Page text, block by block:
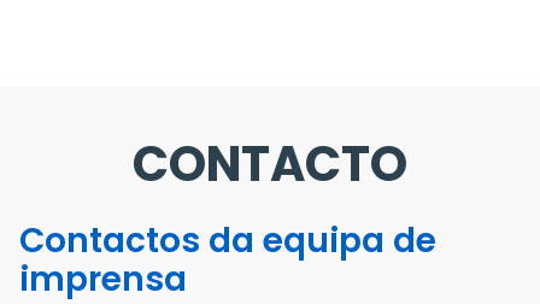
CONTACTO
Contactos da equipa de
imprensa